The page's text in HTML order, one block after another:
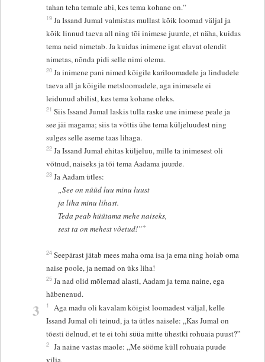
tahan teha temale abi, kes tema kohane on.”
19 Ja Issand Jumal valmistas mullast kõik loomad väljal ja
kõik linnud taeva all ning tõi inimese juurde, et näha, kuidas
tema neid nimetab. Ja kuidas inimene igat elavat olendit
nimetas, nõnda pidi selle nimi olema.
20 Ja inimene pani nimed kõigile kariloomadele ja lindudele
taeva all ja kõigile metsloomadele, aga inimesele ei
leidunud abilist, kes tema kohane oleks.
21 Siis Issand Jumal laskis tulla raske une inimese peale ja
see jäi magama; siis ta võttis ühe tema küljeluudest ning
sulges selle aseme taas lihaga.
22 Ja Issand Jumal ehitas küljeluu, mille ta inimesest oli
võtnud, naiseks ja tõi tema Aadama juurde.
23 Ja Aadam ütles:
„See on nüüd luu minu luust
ja liha minu lihast.
Teda peab hüütama mehe naiseks,
sest ta on mehest võetud!”+
24 Seepärast jätab mees maha oma isa ja ema ning hoiab oma
naise poole, ja nemad on üks liha!
25 Ja nad olid mõlemad alasti, Aadam ja tema naine, ega
häbenenud.
3 1
Aga madu oli kavalam kõigist loomadest väljal, kelle
Issand Jumal oli teinud, ja ta ütles naisele: „Kas Jumal on
tõesti öelnud, et te ei tohi süüa mitte ühestki rohuaia puust?”
2 Ja naine vastas maole: „Me sööme küll rohuaia puude
vilja,